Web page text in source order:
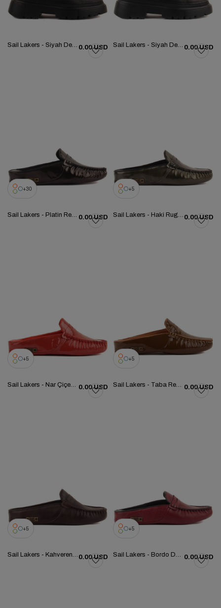
Sail Lakers - Siyah Deri Kadın Bot 105-9047-H1338 0.00 USD Sail Lakers - Siyah Deri Kadın Chelsea Bot 105-9044-H1338 0.00 USD
30
Sail Lakers - Platin Renk Rugan Kadın Ev Terliği 109-560-B 0.00 USD
5
Sail Lakers - Haki Rugan Kadın Ev Terliği 109-557-X 0.00 USD
5
Sail Lakers - Nar Çiçeği Renk Rugan Kadın Ev Terliği 109-557-X 0.00 USD
5
Sail Lakers - Taba Renk Rugan Kadın Ev Terliği 109-557-X 0.00 USD
5
Sail Lakers - Kahverengi Deri Kadın Ev Terliği 109-557-X 0.00 USD
5
Sail Lakers - Bordo Deri Kadın Ev Terliği 109-557-X 0.00 USD